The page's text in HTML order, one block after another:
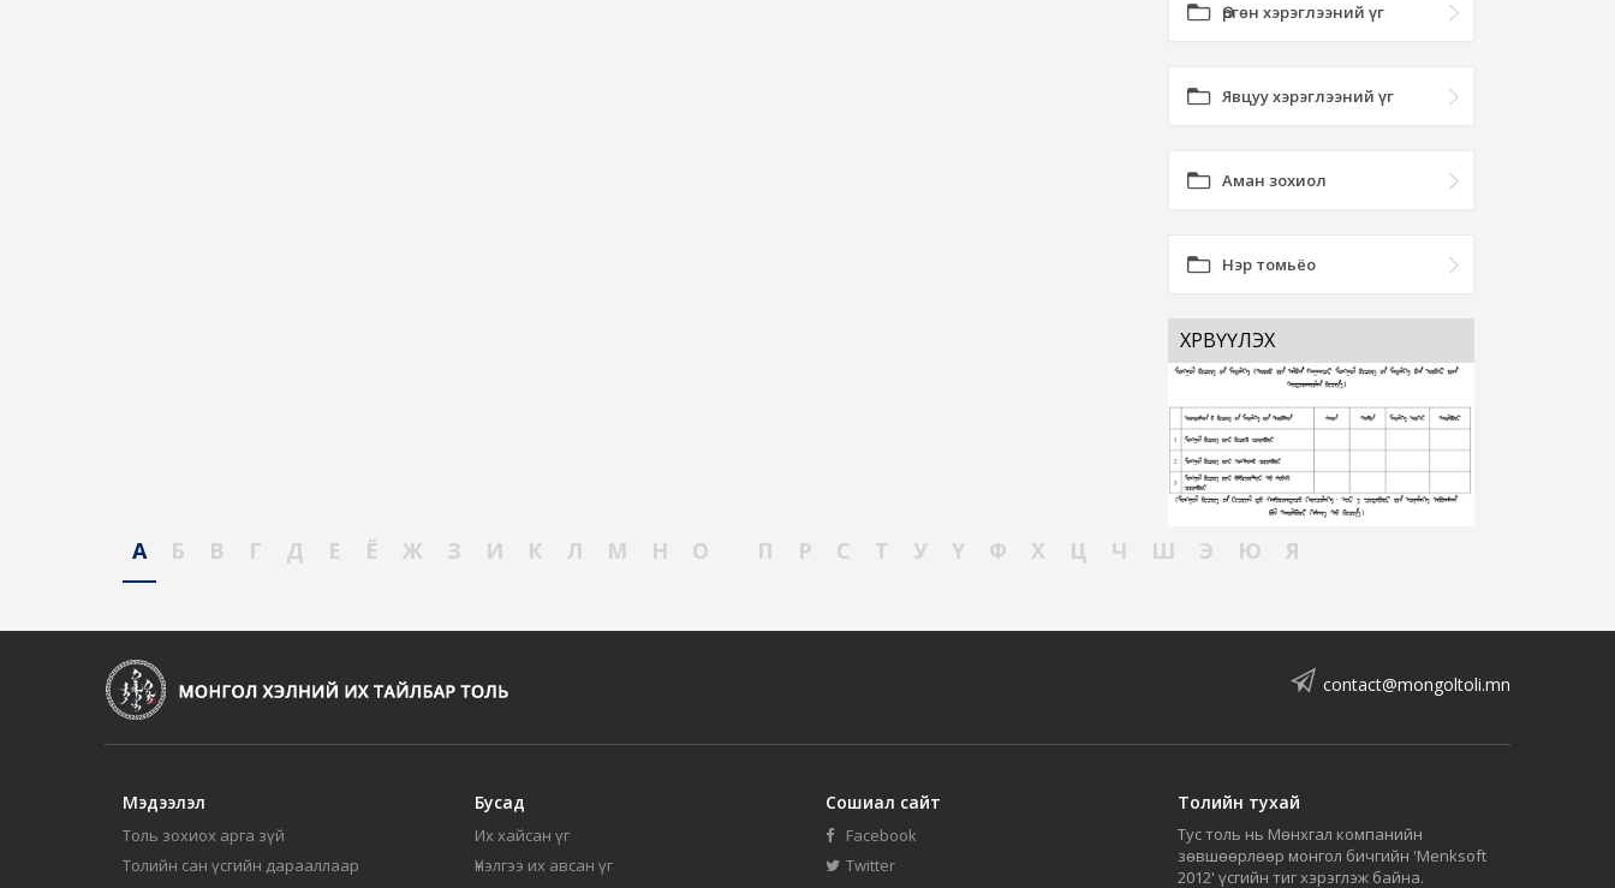
Өргөн хэрэглээний үг
Явцуу хэрэглээний үг
Аман зохиол
Нэр томьёо
ХӨРВҮҮЛЭХ
А Б В Г Д Е Ё Ж З И К Л М Н О П Р С Т У Ү Ф Х Ц Ч Ш Э Ю Я
contact@mongoltoli.mn
Мэдээлэл
Толь зохиох арга зүй
Толийн сан үсгийн дарааллаар
Бусад
Их хайсан үг
Үнэлгээ их авсан үг
Сошиал сайт
Facebook
Twitter
Толийн тухай
Тус толь нь Мөнхгал компанийн
зөвшөөрлөөр монгол бичгийн 'Menksoft
2012' үсгийн тиг хэрэглэж байна.